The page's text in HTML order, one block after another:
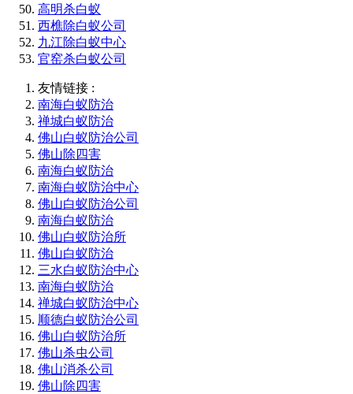
高明杀白蚁
西樵除白蚁公司
九江除白蚁中心
官窑杀白蚁公司
友情链接 :
南海白蚁防治
禅城白蚁防治
佛山白蚁防治公司
佛山除四害
南海白蚁防治
南海白蚁防治中心
佛山白蚁防治公司
南海白蚁防治
佛山白蚁防治所
佛山白蚁防治
三水白蚁防治中心
南海白蚁防治
禅城白蚁防治中心
顺德白蚁防治公司
佛山白蚁防治所
佛山杀虫公司
佛山消杀公司
佛山除四害